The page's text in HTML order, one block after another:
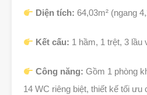
Diện tích: 64,03m² (ngang
Kết cấu: 1 hầm, 1 trệt, 3 lầu
Công năng: Gồm 1 phòng
14 WC riêng biệt, thiết kế tối ưu